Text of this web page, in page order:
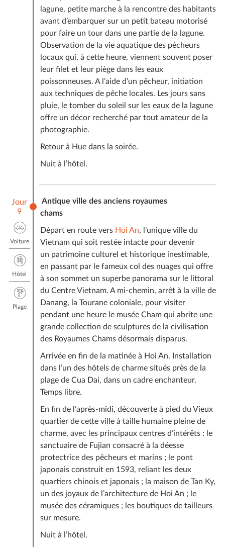
lagune, petite marche à la rencontre des habitants
avant d’embarquer sur un petit bateau motorisé
pour faire un tour dans une partie de la lagune.
Observation de la vie aquatique des pêcheurs
locaux qui, à cette heure, viennent souvent poser
leur filet et leur piège dans les eaux
poissonneuses. A l’aide d’un pêcheur, initiation
aux techniques de pêche locales. Les jours sans
pluie, le tomber du soleil sur les eaux de la lagune
offre un décor recherché par tout amateur de la
photographie.
Retour à Hue dans la soirée.
Nuit à l’hôtel.
Jour
9
Antique ville des anciens royaumes
chams
Départ en route vers Hoi An, l’unique ville du
Vietnam qui soit restée intacte pour devenir
un patrimoine culturel et historique inestimable,
en passant par le fameux col des nuages qui offre
à son sommet un superbe panorama sur le littoral
du Centre Vietnam. A mi-chemin, arrêt à la ville de
Danang, la Tourane coloniale, pour visiter
pendant une heure le musée Cham qui abrite une
grande collection de sculptures de la civilisation
des Royaumes Chams désormais disparus.
Arrivée en fin de la matinée à Hoi An. Installation
dans l’un des hôtels de charme situés près de la
plage de Cua Dai, dans un cadre enchanteur.
Temps libre.
En fin de l’après-midi, découverte à pied du Vieux
quartier de cette ville à taille humaine pleine de
charme, avec les principaux centres d’intérêts : le
sanctuaire de Fujian consacré à la déesse
protectrice des pêcheurs et marins ; le pont
japonais construit en 1593, reliant les deux
quartiers chinois et japonais ; la maison de Tan Ky,
un des joyaux de l’architecture de Hoi An ; le
musée des céramiques ; les boutiques de tailleurs
sur mesure.
Nuit à l’hôtel.
Voiture
Hôtel
Plage